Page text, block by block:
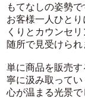
もてなしの姿勢で
お客様一人ひと
くりとカウンセ
随所で見受けられ
単に商品を販売
寧に汲み取って
心が温まる光景で